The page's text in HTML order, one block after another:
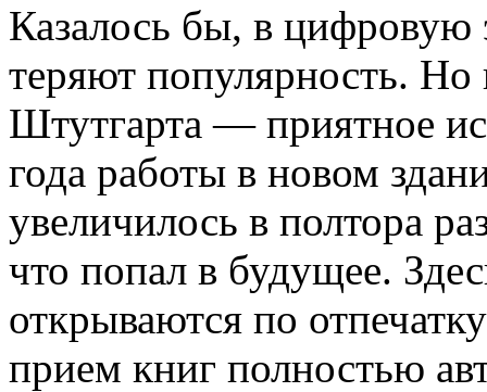
Казалось бы, в
теряют популярность. Но
Штутгарта — приятное
года работы в новом
увеличилось в полтора
что попал в будущее.
открываются по
прием книг полностью